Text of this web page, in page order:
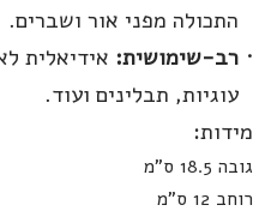
התכולה מפני אור ושברים.
רב-שימושית: אידיאלית
עוגיות, תבלינים ועוד.
מידות:
גובה 18.5 ס"מ
רוחב 12 ס"מ